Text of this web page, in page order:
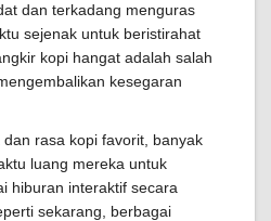
dan terkadang menguras
sejenak untuk beristirahat
kopi hangat adalah salah
kesegaran
rasa kopi favorit, banyak
luang mereka untuk
hiburan interaktif secara
sekarang, berbagai